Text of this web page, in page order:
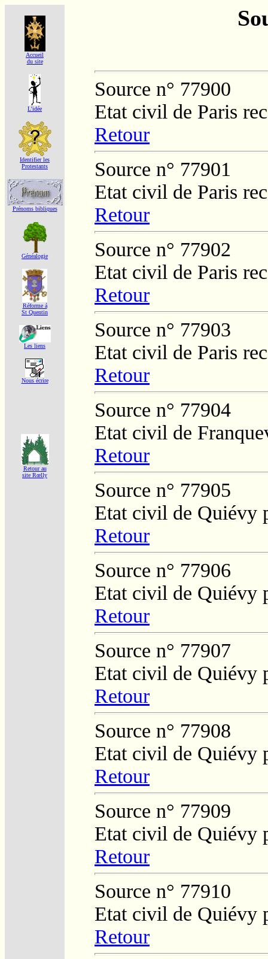
Accueil
du site
L'idée
Identifier les
Protestants
Prénoms bibliques
Généalogie
Réforme á
St Quentin
Les liens
Nous écrire
Retour au
site Rœlly
Source n° 77900
Etat civil de Paris
Retour
Source n° 77901
Etat civil de Paris
Retour
Source n° 77902
Etat civil de Paris
Retour
Source n° 77903
Etat civil de Paris
Retour
Source n° 77904
Etat civil de
Retour
Source n° 77905
Etat civil de Quiévy
Retour
Source n° 77906
Etat civil de Quiévy
Retour
Source n° 77907
Etat civil de Quiévy
Retour
Source n° 77908
Etat civil de Quiévy
Retour
Source n° 77909
Etat civil de Quiévy
Retour
Source n° 77910
Etat civil de Quiévy
Retour